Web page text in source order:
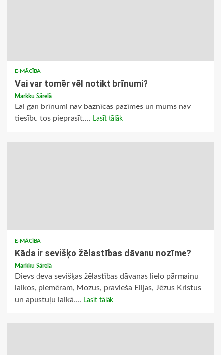
E-MĀCĪBA
Vai var tomēr vēl notikt brīnumi?
Markku Särelä
Lai gan brīnumi nav baznīcas pazīmes un mums nav
tiesību tos pieprasīt.... Lasīt tālāk
E-MĀCĪBA
Kāda ir sevišķo žēlastības dāvanu nozīme?
Markku Särelä
Dievs deva sevišķas žēlastības dāvanas lielo pārmaiņu
laikos, piemēram, Mozus, pravieša Elijas, Jēzus Kristus
un apustuļu laikā.... Lasīt tālāk